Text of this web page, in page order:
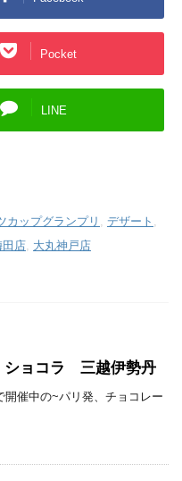
Pocket
LINE
カップグランプリ , デザート ,
田店, 大丸神戸店
ショコラ 三越伊勢丹
開催中の~パリ発、チョコレー